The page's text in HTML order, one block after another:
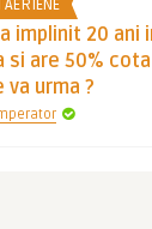
implinit 20 ani
si are 50%
va urma ?